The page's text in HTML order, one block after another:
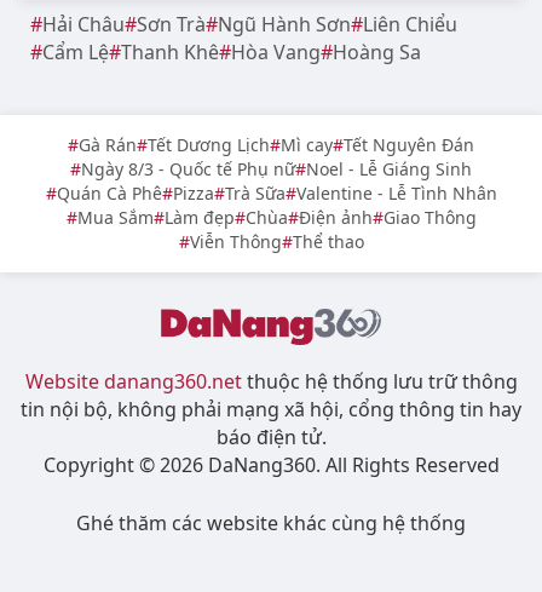
Hải Châu Sơn Trà Ngũ Hành Sơn Liên Chiểu
Cẩm Lệ Thanh Khê Hòa Vang Hoàng Sa
Gà Rán Tết Dương Lịch Mì cay Tết Nguyên Đán
Ngày 8/3 - Quốc tế Phụ nữ Noel - Lễ Giáng Sinh
Quán Cà Phê Pizza Trà Sữa Valentine - Lễ Tình Nhân
Mua Sắm Làm đẹp Chùa Điện ảnh Giao Thông
Viễn Thông Thể thao
Website danang360.netthuộc hệ thống lưu trữ thông
tin nội bộ, không phải mạng xã hội, cổng thông tin hay
báo điện tử.
Copyright © 2026 DaNang360. All Rights Reserved
Ghé thăm các website khác cùng hệ thống